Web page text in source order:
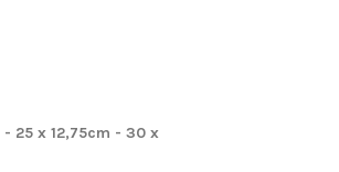
- 25 x 12,75cm - 30 x